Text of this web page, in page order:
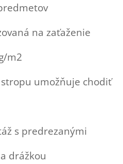
na zaťaženie
m2
umožňuje chodiť
s predrezanými
drážkou